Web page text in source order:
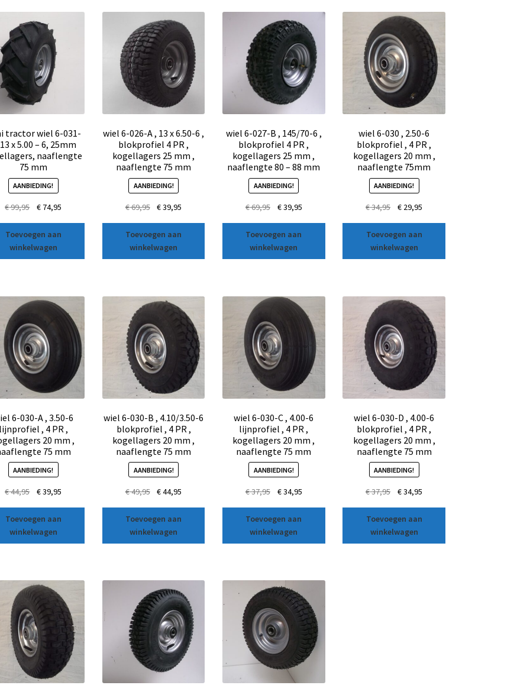
tractor wiel 6-031-
x 5.00 – 6, 25mm
naaflengte
75 mm
AANBIEDING!
€99,95 € 74,95
Toevoegen aan
winkelwagen
wiel 6-026-A , 13 x 6.50-6 ,
blokprofiel 4 PR ,
kogellagers 25 mm ,
naaflengte 75 mm
AANBIEDING!
€69,95 €39,95
Toevoegen aan
winkelwagen
wiel 6-027-B , 145/70-6 ,
blokprofiel 4 PR ,
kogellagers 25 mm ,
naaflengte 80 – 88 mm
AANBIEDING!
€69,95 €39,95
Toevoegen aan
winkelwagen
wiel 6-030 , 2.50-6
blokprofiel , 4 PR ,
kogellagers 20 mm ,
naaflengte 75mm
AANBIEDING!
€34,95 €29,95
Toevoegen aan
winkelwagen
6-030-A , 3.50-6
, 4 PR ,
20 mm ,
75 mm
AANBIEDING!
€44,95 €39,95
Toevoegen aan
winkelwagen
wiel 6-030-B , 4.10/3.50-6
blokprofiel , 4 PR ,
kogellagers 20 mm ,
naaflengte 75 mm
AANBIEDING!
€49,95 €44,95
Toevoegen aan
winkelwagen
wiel 6-030-C , 4.00-6
lijnprofiel , 4 PR ,
kogellagers 20 mm ,
naaflengte 75 mm
AANBIEDING!
€37,95 €34,95
Toevoegen aan
winkelwagen
wiel 6-030-D , 4.00-6
blokprofiel , 4 PR ,
kogellagers 20 mm ,
naaflengte 75 mm
AANBIEDING!
€37,95 €34,95
Toevoegen aan
winkelwagen